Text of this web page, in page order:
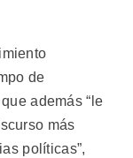
de
además “le
más
políticas”,